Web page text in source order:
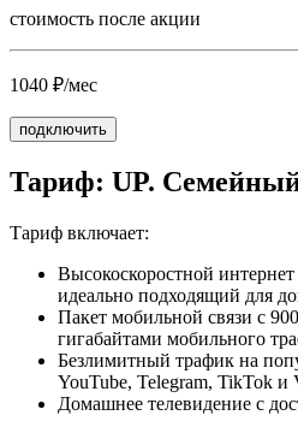
стоимость после акции
1040 ₽/мес
подключить
Тариф: UP.
Тариф включает:
Высокоскоростной
идеально подходящий для
Пакет мобильной связи с
гигабайтами мобильного
Безлимитный трафик на
YouTube, Telegram, TikTok и
Домашнее телевидение с